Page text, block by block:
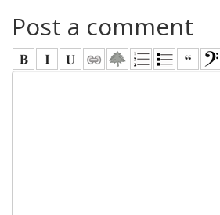
Post a comment